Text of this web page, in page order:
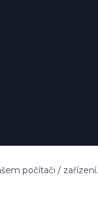
počítači / zařízení.